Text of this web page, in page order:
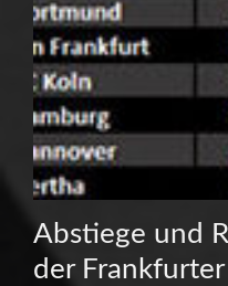
Abstiege und
der